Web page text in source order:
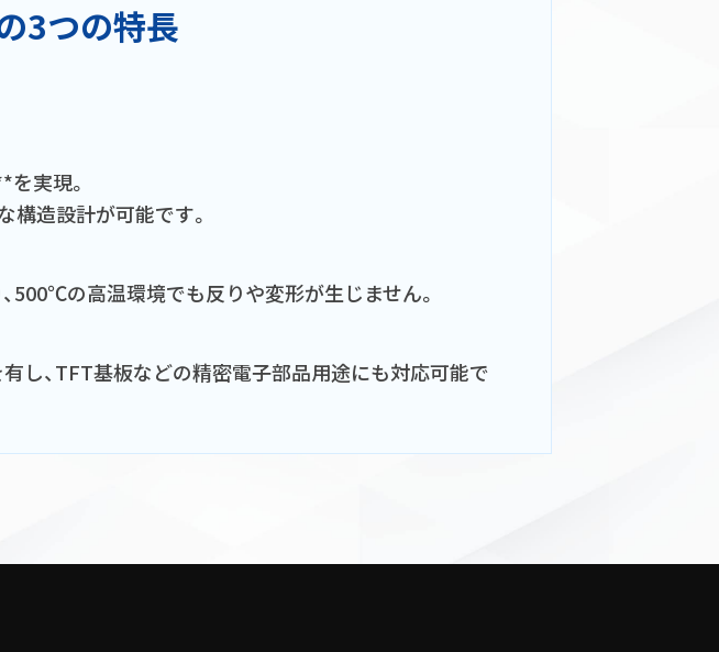
3つの特長
を実現。
構造設計が可能です。
500℃の高温環境でも反りや変形が生じません。
し、TFT基板などの精密電子部品用途にも対応可能で